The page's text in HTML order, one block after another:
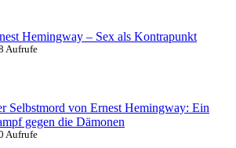
Hemingway – Sex als Kontrapunkt
Aufrufe
Selbstmord von Ernest Hemingway: Ein
gegen die Dämonen
Aufrufe